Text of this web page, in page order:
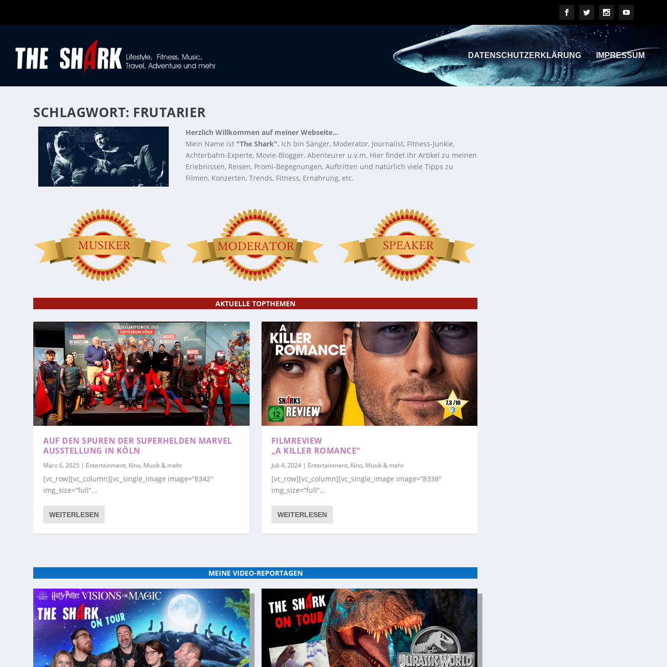
DATENSCHUTZERKLÄRUNG IMPRESSUM
SCHLAGWORT: FRUTARIER
Herzlich Willkommen auf meiner Webseite...
Mein Name ist "The Shark". Ich bin Sänger, Moderator, Journalist, Fitness-Junkie,
Achterbahn-Experte, Movie-Blogger, Abenteurer u.v.m. Hier findet ihr Artikel zu meinen
Erlebnissen, Reisen, Promi-Begegnungen, Auftritten und natürlich viele Tipps zu
Filmen, Konzerten, Trends, Fitness, Ernährung, etc.
AKTUELLE TOPTHEMEN
AUF DEN SPUREN DER SUPERHELDEN MARVEL
AUSSTELLUNG IN KÖLN
März 6, 2025 | Entertainment, Kino, Musik & mehr
[vc_row][vc_column][vc_single_image image=“8342″
img_size=“full“...
WEITERLESEN
FILMREVIEW
„A KILLER ROMANCE“
Juli 4, 2024| Entertainment, Kino, Musik & mehr
[vc_row][vc_column][vc_single_image image=“8338″
img_size=“full“...
WEITERLESEN
MEINE VIDEO-REPORTAGEN